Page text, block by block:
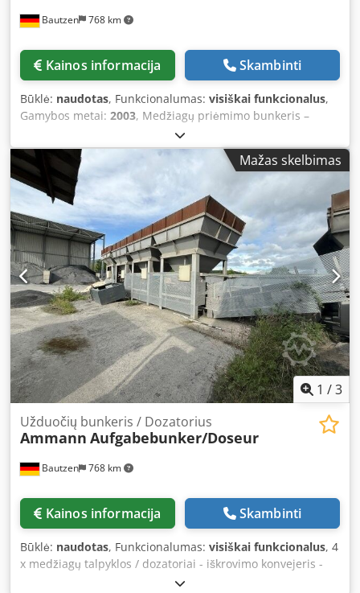
Bautzen 768 km
Kainos informacija Skambinti
Būklė: naudotas, Funkcionalumas: visiškai funkcionalus,
Gamybos metai: 2003, Medžiagų priėmimo bunkeris –
Viršutinė dalis – Tinklelis Djdpfxezq S Hzj Aa Eekr –
Išleidimo / perdavimo juosta – Transportavimo juosta
Mažas skelbimas
1 /3
Bautzen 768 km
Užduočių bunkeris / Dozatorius
Ammann Aufgabebunker/Doseur
Kainos informacija Skambinti
Būklė: naudotas, Funkcionalumas: visiškai funkcionalus, 4
x medžiagų talpyklos / dozatoriai - iškrovimo konvejeris -
transportavimo / perdavimo konvejeris Dksdjzq S Hujpfx Aa